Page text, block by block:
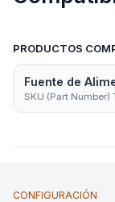
PRODUCTOS
Fuente de
SKU (Part Number)
CONFIGURACIÓN